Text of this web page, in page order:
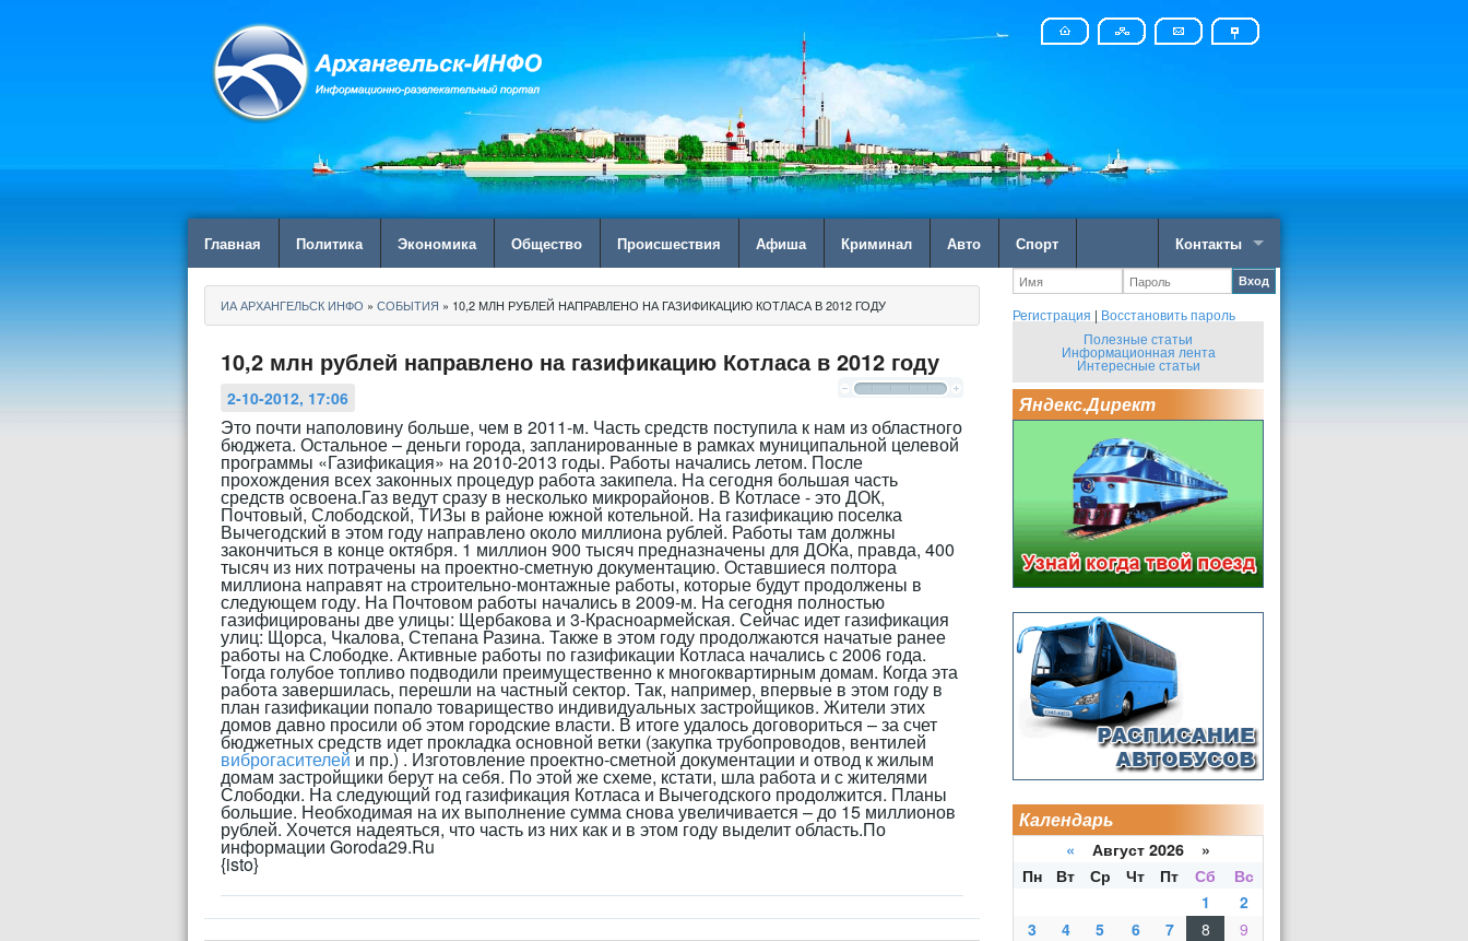
Главная Политика Экономика Общество Происшествия Афиша Криминал Авто Спорт Контакты
ИА АРХАНГЕЛЬСК ИНФО » СОБЫТИЯ » 10,2 МЛН РУБЛЕЙ НАПРАВЛЕНО НА ГАЗИФИКАЦИЮ КОТЛАСА В 2012 ГОДУ
10,2 млн рублей направлено на газификацию Котласа в 2012 году
2-10-2012, 17:06
Это почти наполовину больше, чем в 2011-м. Часть средств поступила к нам из областного
бюджета. Остальное – деньги города, запланированные в рамках муниципальной целевой
программы «Газификация» на 2010-2013 годы. Работы начались летом. После
прохождения всех законных процедур работа закипела. На сегодня большая часть
средств освоена.Газ ведут сразу в несколько микрорайонов. В Котласе - это ДОК,
Почтовый, Слободской, ТИЗы в районе южной котельной. На газификацию поселка
Вычегодский в этом году направлено около миллиона рублей. Работы там должны
закончиться в конце октября. 1 миллион 900 тысяч предназначены для ДОКа, правда, 400
тысяч из них потрачены на проектно-сметную документацию. Оставшиеся полтора
миллиона направят на строительно-монтажные работы, которые будут продолжены в
следующем году. На Почтовом работы начались в 2009-м. На сегодня полностью
газифицированы две улицы: Щербакова и 3-Красноармейская. Сейчас идет газификация
улиц: Щорса, Чкалова, Степана Разина. Также в этом году продолжаются начатые ранее
работы на Слободке. Активные работы по газификации Котласа начались с 2006 года.
Тогда голубое топливо подводили преимущественно к многоквартирным домам. Когда эта
работа завершилась, перешли на частный сектор. Так, например, впервые в этом году в
план газификации попало товарищество индивидуальных застройщиков. Жители этих
домов давно просили об этом городские власти. В итоге удалось договориться – за счет
бюджетных средств идет прокладка основной ветки (закупка трубопроводов, вентилей
виброгасителейи пр.) . Изготовление проектно-сметной документации и отвод к жилым
домам застройщики берут на себя. По этой же схеме, кстати, шла работа и с жителями
Слободки. На следующий год газификация Котласа и Вычегодского продолжится. Планы
большие. Необходимая на их выполнение сумма снова увеличивается – до 15 миллионов
рублей. Хочется надеяться, что часть из них как и в этом году выделит область.По
информации Goroda29.Ru
{isto}
Вход
Регистрация | Восстановить пароль
Полезные статьи
Информационная лента
Интересные статьи
Яндекс.Директ
Календарь
« Август 2026 »
Пн
Вт Ср Чт Пт Сб
Вс
1
2
3
4 5 6 7 8
9